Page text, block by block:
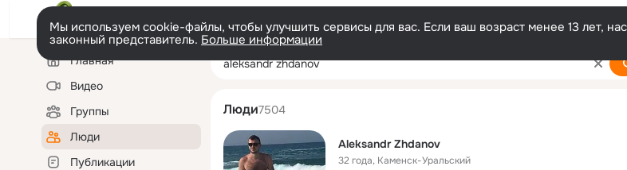
Мы используем cookie-файлы, чтобы улучшить сервисы для вас. Если ваш возраст менее 13 лет,
законный представитель. Больше информации
Левая
колонкаГлавная
Видео
Группы
Люди
Публикации
aleksandr zhdanov
Люди7504
Aleksandr Zhdanov
32 года, Каменск-Уральский